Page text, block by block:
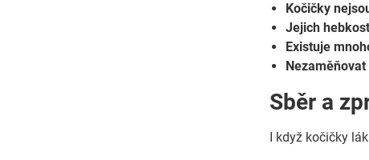
Kočičky
Jejich
Existuje
Sběr a
I když kočičky